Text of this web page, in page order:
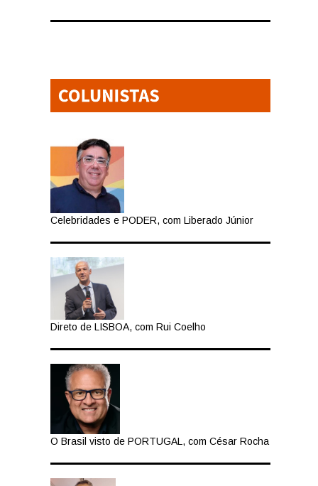
Celebridades e PODER, com Liberado Júnior
Direto de LISBOA, com Rui Coelho
O Brasil visto de PORTUGAL, com César Rocha